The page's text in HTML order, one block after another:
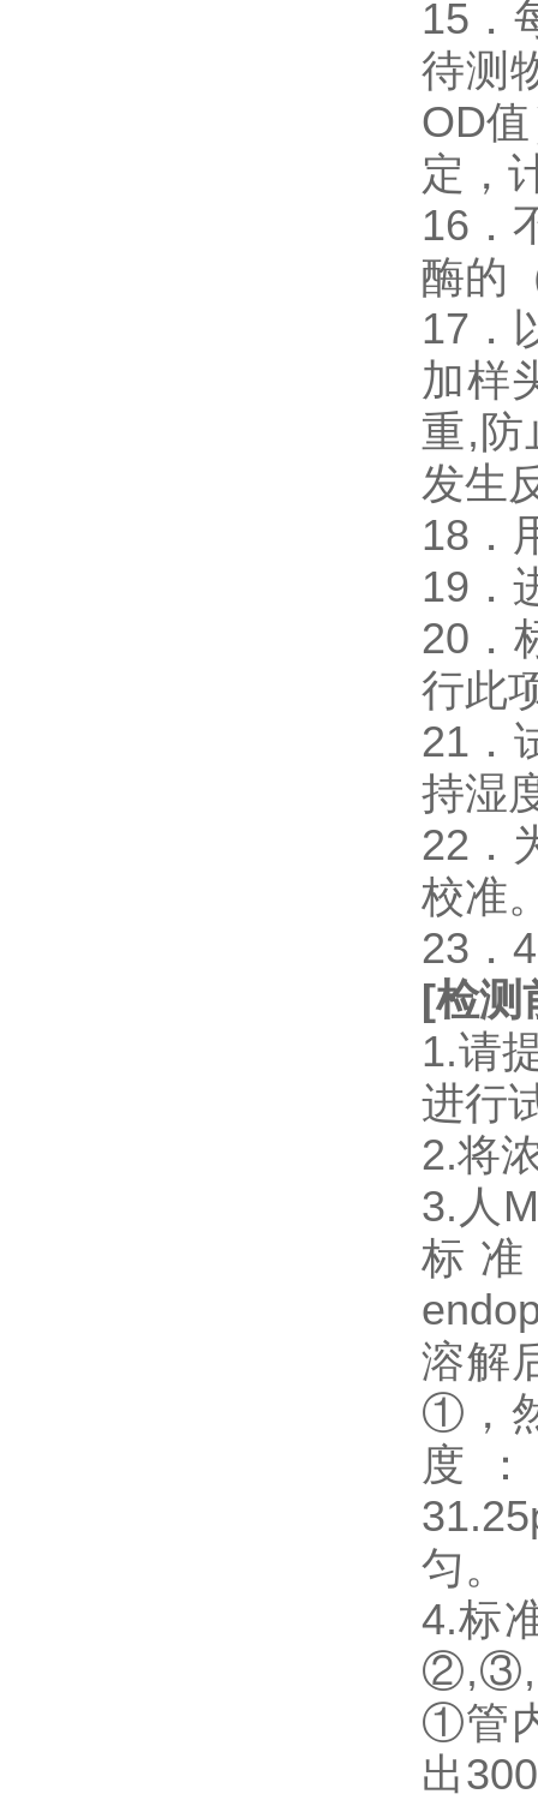
15．
待测
OD
定，
16．
酶的
17．
加样
重,防
发生
18．
19．
20．
行此
21．
持湿
22．
校准
23．
[检测
1.请
进行
2.将
3.人
标准
溶解
①，
度
匀。
4.标
①管
出